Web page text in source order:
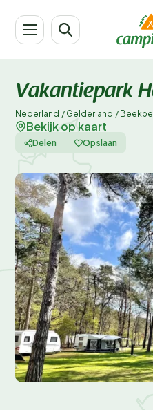
Vakantiepark
Nederland / Gelderland /
Bekijk op kaart
Delen Opslaan